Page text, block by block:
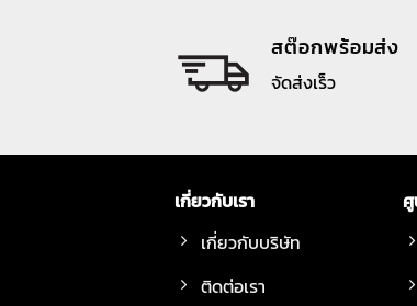
สต๊อกพร้อมส่ง
จัดส่งเร็ว
เกี่ยวกับเรา
เกี่ยวกับบริษัท
ติดต่อเรา